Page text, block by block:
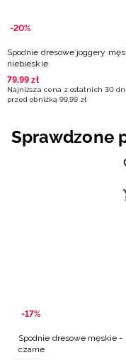
-20%
Spodnie dresowe joggery
niebieskie
79,99 zł
Najniższa cena z ostatnich 30 dni
przed obniżką 99,99 zł
Sprawdzone
-17%
Spodnie dresowe męskie -
czarne